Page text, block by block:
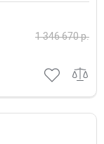
1 346 670 р.